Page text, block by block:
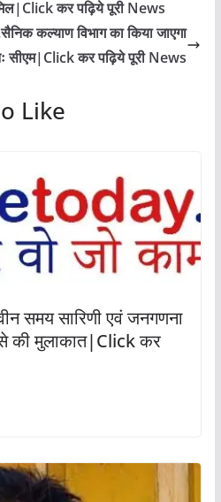
कर पढ़िये पूरी News
कल्याण विभाग का किया जाएगा
सीएम|Click कर पढ़िये पूरी News
Like
समय सारिणी एवं जनगणना
की मुलाकात|Click कर